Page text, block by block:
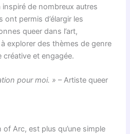
de nombreux autres
permis d’élargir les
queer dans l’art,
explorer des thèmes de genre
créative et engagée.
pour moi. » – Artiste queer
of Arc, est plus qu’une simple